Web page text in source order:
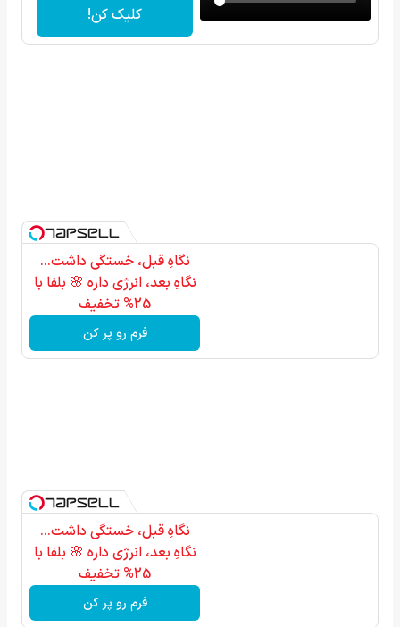
کلیک کن!
نگاهِ قبل، خستگی داشت...
نگاهِ بعد، انرژی داره 🌸 بلفا با
25% تخفیف
فرم رو پر کن
نگاهِ قبل، خستگی داشت...
نگاهِ بعد، انرژی داره 🌸 بلفا با
25% تخفیف
فرم رو پر کن